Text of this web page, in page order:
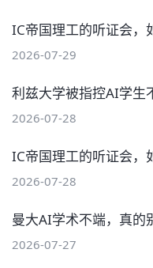
IC帝国理工的听证会，
2026-07-29
利兹大学被指控AI学生
2026-07-28
IC帝国理工的听证会，
2026-07-28
曼大AI学术不端，真的
2026-07-27